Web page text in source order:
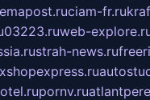
ciam-fr.ru
03223.ruweb-
strah-news.ru
pornv.ru